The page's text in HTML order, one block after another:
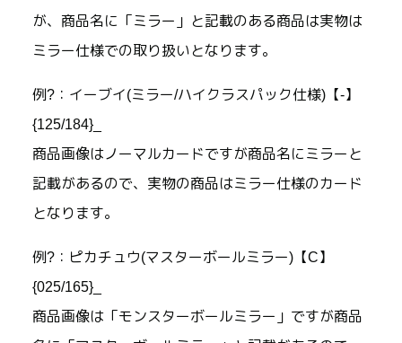
が、商品名に「ミラー」と記載のある商品は実物は
ミラー仕様での取り扱いとなります。
例?：イーブイ(ミラー/ハイクラスパック仕様)【-】
{125/184}_
商品画像はノーマルカードですが商品名にミラーと
記載があるので、実物の商品はミラー仕様のカード
となります。
例?：ピカチュウ(マスターボールミラー)【C】
{025/165}_
商品画像は「モンスターボールミラー」ですが商品